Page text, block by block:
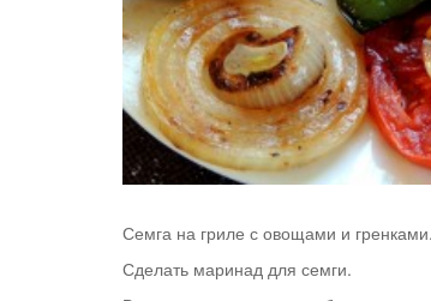
Семга на гриле с овощами и гренками.
Сделать маринад для семги.